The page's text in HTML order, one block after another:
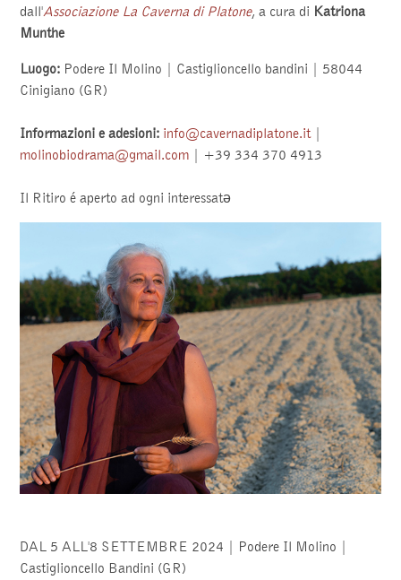
dall'Associazione La Caverna di Platone, a cura di Katriona
Munthe
Luogo: Podere Il Molino | Castiglioncello bandini | 58044
Cinigiano (GR)
Informazioni e adesioni: info@cavernadiplatone.it|
molinobiodrama@gmail.com | +39 334 370 4913
Il Ritiro é aperto ad ogni interessatə
DAL 5 ALL'8 SETTEMBRE 2024 | Podere Il Molino |
Castiglioncello Bandini (GR)